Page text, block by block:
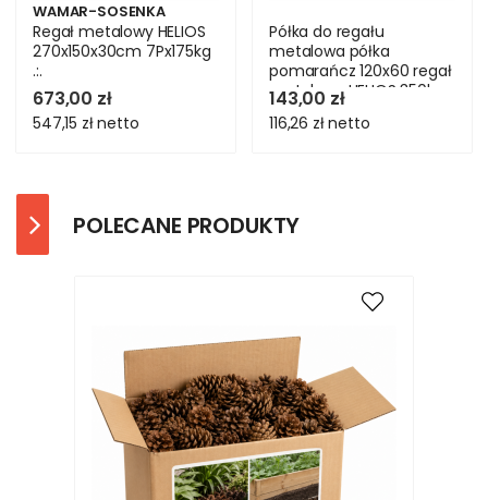
WAMAR-SOSENKA
Regał metalowy HELIOS
270x150x30cm 7Px175kg
.:.
673,00 zł
547,15 złnetto
Półka do regału
metalowa półka
pomarańcz 120x60 regał
metalowy HELIOS 350kg
143,00 zł
116,26 złnetto
POLECANE PRODUKTY